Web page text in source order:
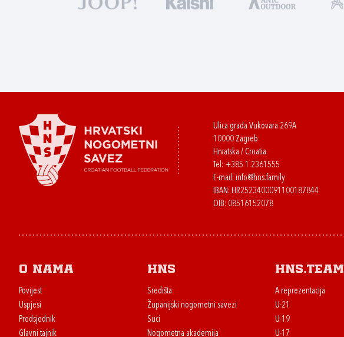
Ulica grada Vukovara 269A
10000 Zagreb
Hrvatska / Croatia
Tel: +385 1 2361555
E-mail: info@hns.family
IBAN: HR2523400091100187844
OIB: 08516152078
O nama
Povijest
Uspjesi
Predsjednik
Glavni tajnik
HNS
Središta
Županijski nogometni savezi
Suci
Nogometna akademija
HNS.team
A reprezentacija
U-21
U-19
U-17